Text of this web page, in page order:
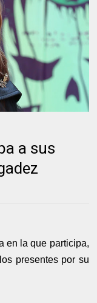
a sus
en la que participa,
presentes por su